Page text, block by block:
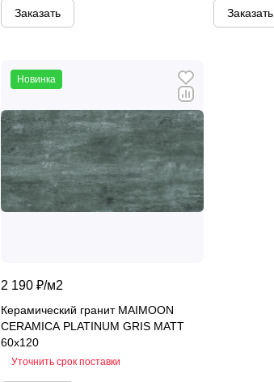
Заказать Заказать
Новинка
2 190 ₽/м2
Керамический гранит MAIMOON
CERAMICA PLATINUM GRIS MATT
60x120
Уточнить срок поставки